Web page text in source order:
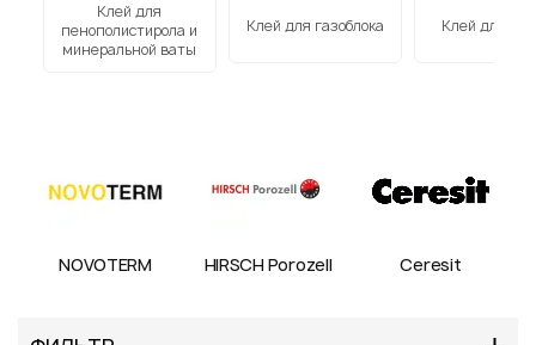
Клей для
пенополистирола и
минеральной ваты
Клей для газоблока Клей для
NOVOTERM HIRSCH Porozell Ceresit